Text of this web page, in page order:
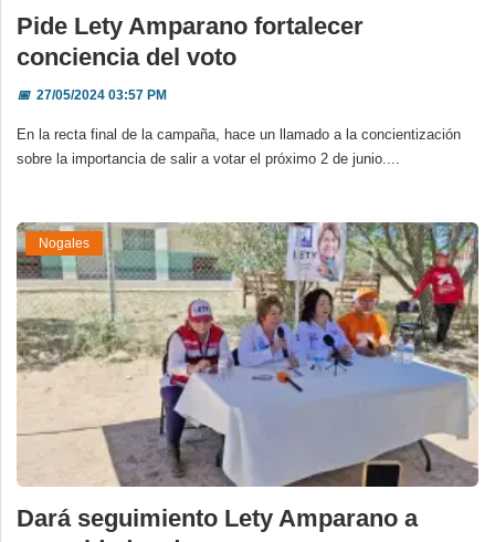
Pide Lety Amparano fortalecer
conciencia del voto
📅27/05/2024 03:57 PM
En la recta final de la campaña, hace un llamado a la concientización
sobre la importancia de salir a votar el próximo 2 de junio....
Nogales
Dará seguimiento Lety Amparano a